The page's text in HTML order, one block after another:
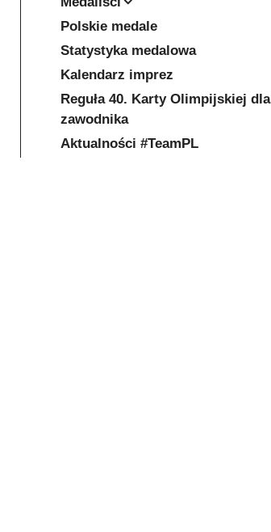
Polskie medale
Statystyka medalowa
Kalendarz imprez
Reguła 40. Karty Olimpijskiej dla
zawodnika
Aktualności #TeamPL